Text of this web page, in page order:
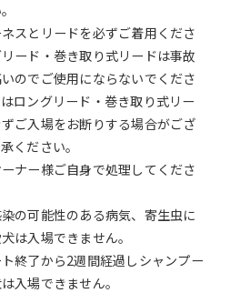
スとリードを必ずご着用くださ
ード・巻き取り式リードは事故
のでご使用にならないでくださ
ロングリード・巻き取り式リー
ご入場をお断りする場合がござ
ください。
ナー様ご自身で処理してくださ
の可能性のある病気、寄生虫に
は入場できません。
終了から2週間経過しシャンプー
入場できません。